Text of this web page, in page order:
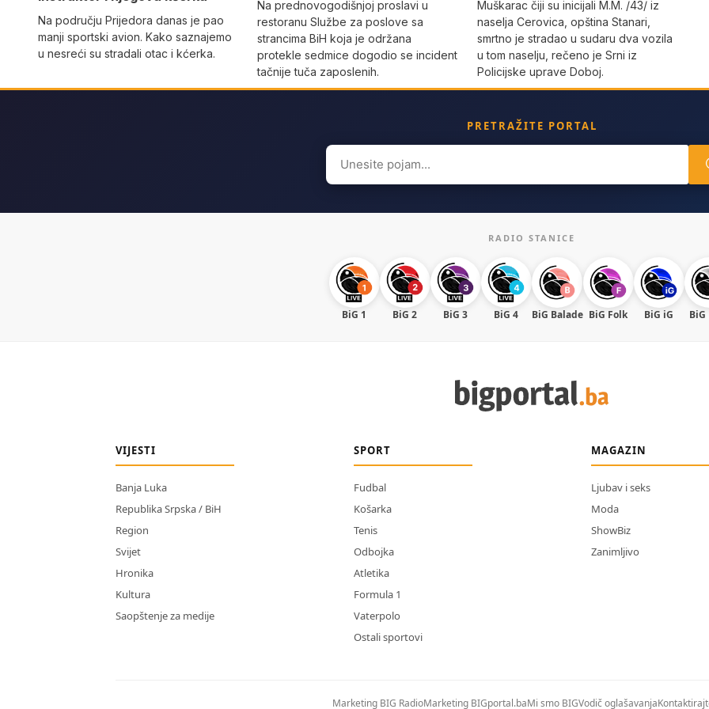
Na području Prijedora danas je pao
manji sportski avion. Kako saznajemo
u nesreći su stradali otac i kćerka.
Na prednovogodišnjoj proslavi u
restoranu Službe za poslove sa
strancima BiH koja je održana
protekle sedmice dogodio se incident
tačnije tuča zaposlenih.
Muškarac čiji su inicijali M.M. /43/ iz
naselja Cerovica, opština Stanari,
smrtno je stradao u sudaru dva vozila
u tom naselju, rečeno je Srni iz
Policijske uprave Doboj.
PRETRAŽITE PORTAL
Search
for:
RADIO STANICE
BiG 1 BiG 2 BiG 3 BiG 4 BiG Balade BiG Folk BiG iG BiG
VIJESTI
Banja Luka
Republika Srpska / BiH
Region
Svijet
Hronika
Kultura
Saopštenje za medije
SPORT
Fudbal
Košarka
Tenis
Odbojka
Atletika
Formula 1
Vaterpolo
Ostali sportovi
MAGAZIN
Ljubav i seks
Moda
ShowBiz
Zanimljivo
Marketing BIG RadioMarketing BIGportal.baMi smo BIGVodič oglašavanja